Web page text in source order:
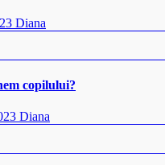
Diana
copilului?
Diana